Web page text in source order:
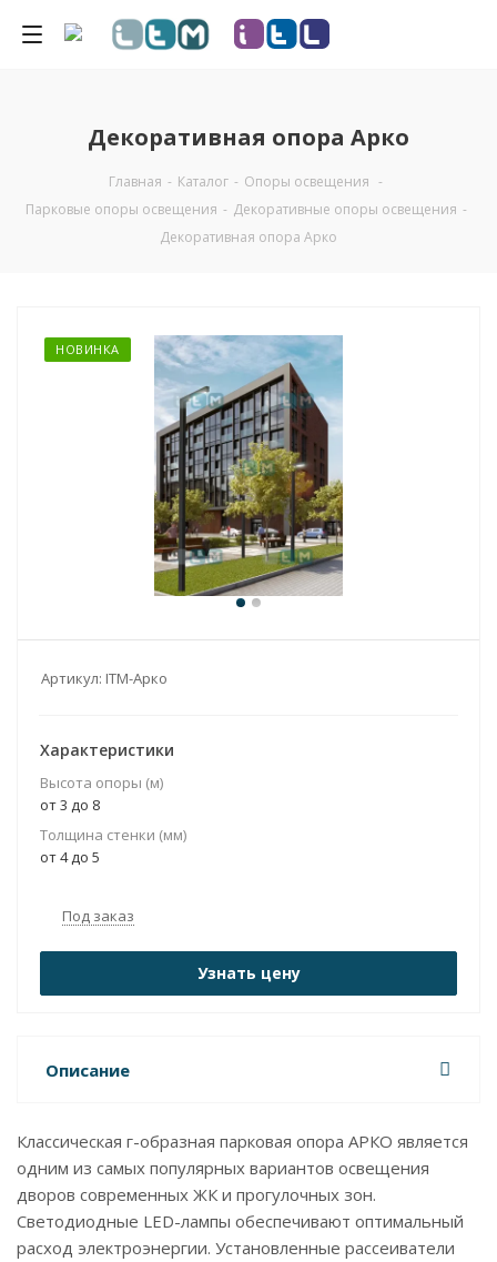
Декоративная опора Арко
Главная - Каталог - Опоры освещения -
Парковые опоры освещения - Декоративные опоры освещения -
Декоративная опора Арко
НОВИНКА
Артикул: ITM-Арко
Характеристики
Высота опоры (м)
от 3 до 8
Толщина стенки (мм)
от 4 до 5
Под заказ
Узнать цену
Описание
Классическая г-образная парковая опора АРКО является
одним из самых популярных вариантов освещения
дворов современных ЖК и прогулочных зон.
Светодиодные LED-лампы обеспечивают оптимальный
расход электроэнергии. Установленные рассеиватели